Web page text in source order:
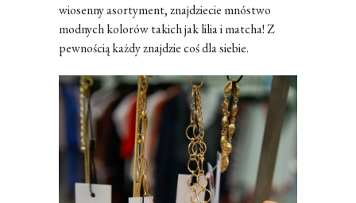
wiosenny asortyment, znajdziecie mnóstwo
modnych kolorów takich jak lilia i matcha! Z
pewnością każdy znajdzie coś dla siebie.